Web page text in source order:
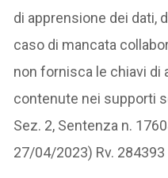
di apprensione dei dati,
caso di mancata
non fornisca le chiavi di
contenute nei supporti
Sez. 2, Sentenza n.
27/04/2023) Rv.